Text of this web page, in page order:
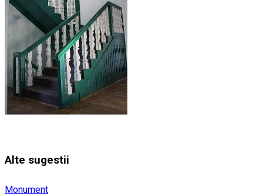
Alte sugestii
Monument